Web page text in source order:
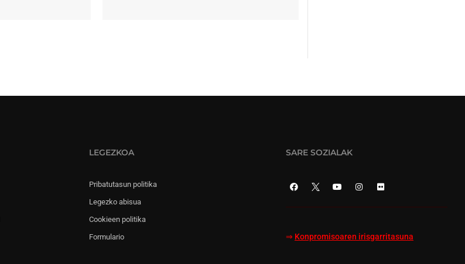
LEGEZKOA
Pribatutasun politika
Legezko abisua
Cookieen politika
Formulario
SARE SOZIALAK
⇒ Konpromisoaren irisgarritasuna